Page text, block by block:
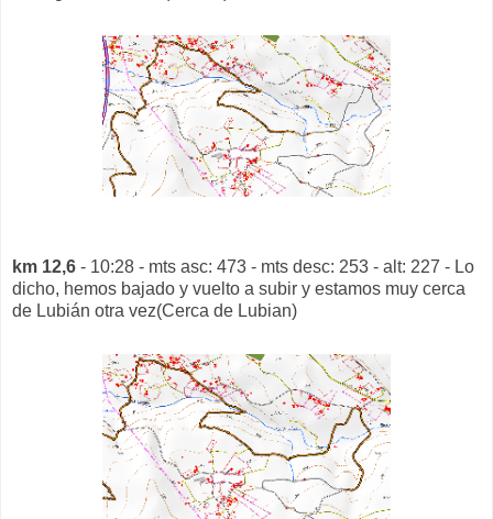
km 12,6 - 10:28 - mts asc: 473 - mts desc: 253 - alt: 227 - Lo
dicho, hemos bajado y vuelto a subir y estamos muy cerca
de Lubián otra vez(Cerca de Lubian)